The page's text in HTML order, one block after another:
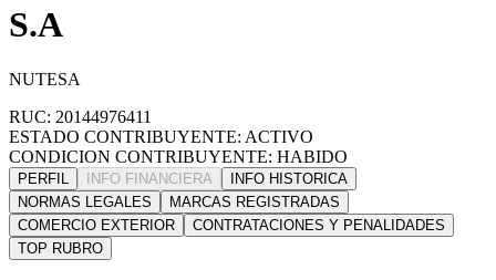
S.A
NUTESA
RUC: 20144976411
ESTADO CONTRIBUYENTE: ACTIVO
CONDICION CONTRIBUYENTE: HABIDO
PERFIL INFO FINANCIERA
INFO HISTORICA
NORMAS LEGALES
MARCAS REGISTRADAS
COMERCIO EXTERIOR
CONTRATACIONES Y PENALIDADES
TOP RUBRO